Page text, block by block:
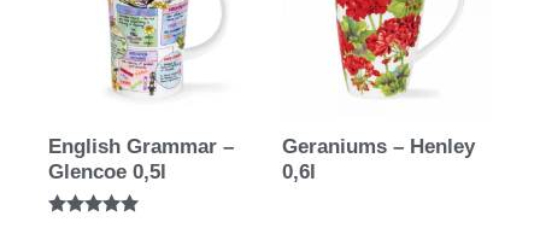
English Grammar –
Glencoe 0,5l
Geraniums – Henley
0,6l